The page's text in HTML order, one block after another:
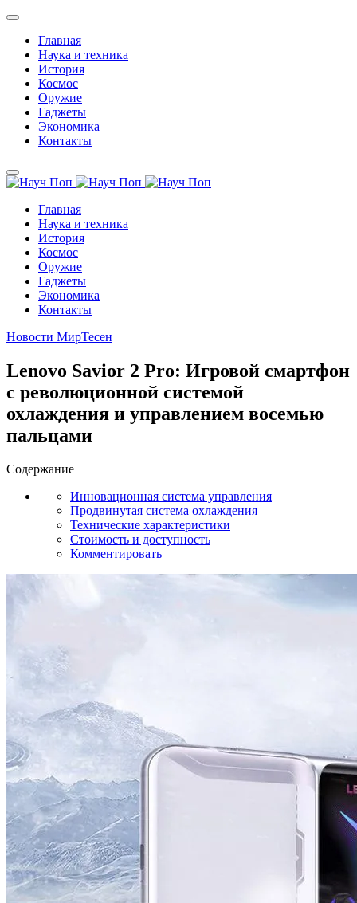
Главная
Наука и техника
История
Космос
Оружие
Гаджеты
Экономика
Контакты
Главная
Наука и техника
История
Космос
Оружие
Гаджеты
Экономика
Контакты
Новости МирТесен
Lenovo Savior 2 Pro: Игровой смартфон
с революционной системой
охлаждения и управлением восемью
пальцами
Содержание
Инновационная система управления
Продвинутая система охлаждения
Технические характеристики
Стоимость и доступность
Комментировать